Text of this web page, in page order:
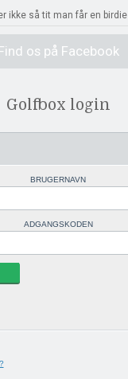
ikke så tit man får en birdie
os på Facebook
Golfbox login
BRUGERNAVN
ADGANGSKODEN